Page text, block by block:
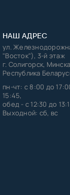
НАШ АДРЕС
ул.
"Восток"), 3-й этаж
г. Солигорск,
Республика
пн-чт: с 8:00 до
15:45,
обед - с 12:30 до
Выходной: сб, вс